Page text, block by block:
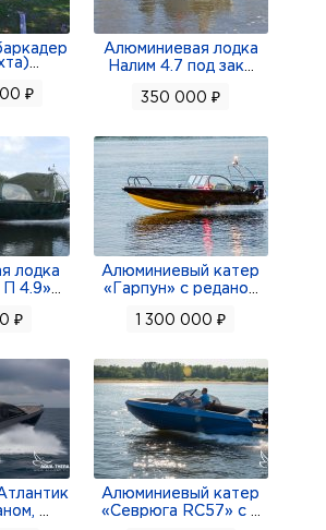
₽
Алюминиевая лодка
Налим 4.7 под зак
350 000 ₽
лодка
4.9»
₽
Алюминиевый катер
«Гарпун» с редано
1 300 000 ₽
Алюминиевый катер
«Севрюга RC57» с